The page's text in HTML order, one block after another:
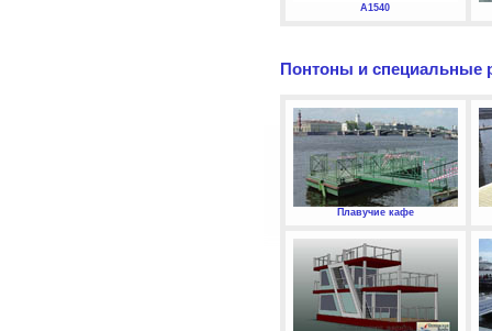
А1540
Понтоны и специальные
Плавучие кафе